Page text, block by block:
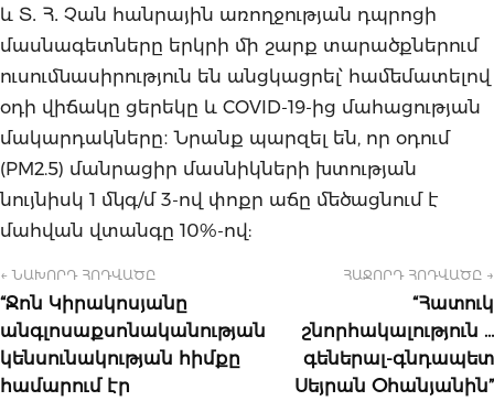
և Տ․ Հ․ Չան հանրային առողջության դպրոցի
մասնագետները երկրի մի շարք տարածքներում
ուսումնասիրություն են անցկացրել՝ համեմատելով
օդի վիճակը ցերեկը և COVID-19-ից մահացության
մակարդակները։ Նրանք պարզել են, որ օդում
(PM2.5) մանրացիր մասնիկների խտության
նույնիսկ 1 մկգ/մ 3-ով փոքր աճը մեծացնում է
մահվան վտանգը 10%-ով:
← ՆԱԽՈՐԴ ՀՈԴՎԱԾԸ
“Ջոն Կիրակոսյանը
անգլոսաքսոնականության
կենսունակության հիմքը
համարում էր
ՀԱՋՈՐԴ ՀՈԴՎԱԾԸ →
“Հատուկ
շնորհակալություն …
գեներալ-գնդապետ
Սեյրան Օհանյանին”